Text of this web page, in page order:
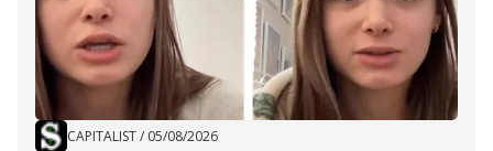
CAPITALIST/ 05/08/2026